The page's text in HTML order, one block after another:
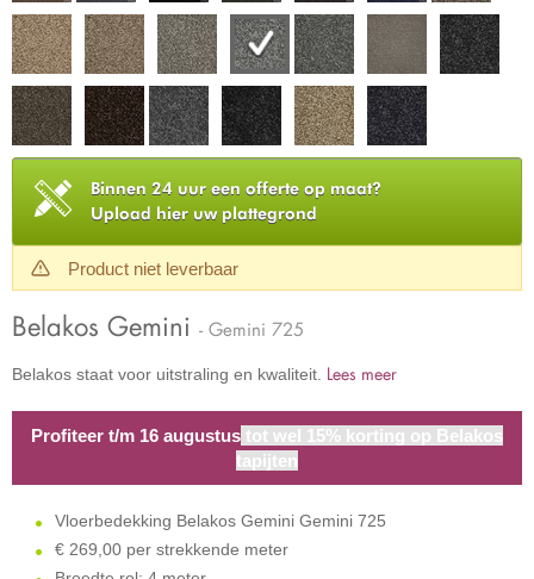
Binnen 24 uur een offerte op maat?
Upload hier uw plattegrond
Product niet leverbaar
Belakos Gemini - Gemini 725
Belakos staat voor uitstraling en kwaliteit. Lees meer
Profiteer t/m 16 augustus tot wel 15% korting op Belakos
tapijten
Vloerbedekking Belakos Gemini Gemini 725
€ 269,00 per strekkende meter